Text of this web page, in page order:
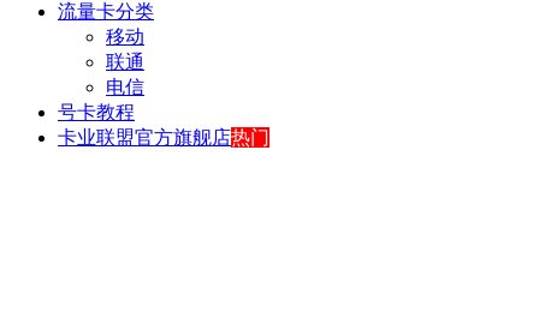
流量卡分类
移动
联通
电信
号卡教程
卡业联盟官方旗舰店热门